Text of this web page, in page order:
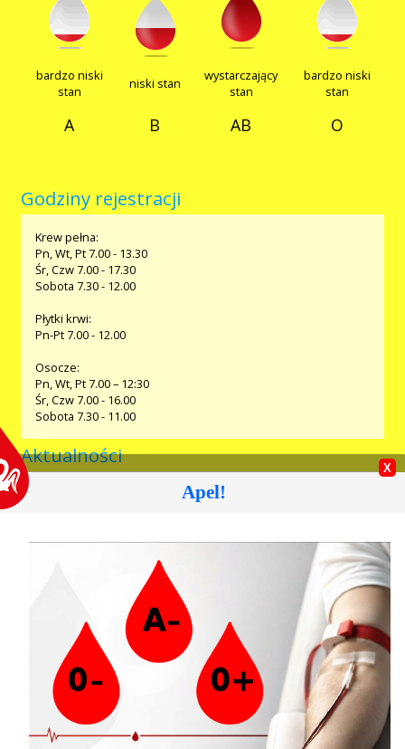
Szkolenia
Badania
Przetargi
Praca
RODO
bardzo niski
stan
niski stan
wystarczający
stan
bardzo niski
stan
A B AB O
Apel!
Godziny rejestracji
Krew pełna:
Pn, Wt, Pt 7.00 - 13.30
Śr, Czw 7.00 - 17.30
Sobota 7.30 - 12.00
Płytki krwi:
Pn-Pt 7.00 - 12.00
Osocze:
Pn, Wt, Pt 7.00 – 12:30
Śr, Czw 7.00 - 16.00
Sobota 7.30 - 11.00
Aktualności
06.08.2026 » Akcja krwiodawstwa w Komornikach
06.08.2026 » Akcja krwiodawstwa Magnolia Park
04.08.2026 » Akcja krwiodawstwa w Obornikach Śląskich
04.08.2026 » Harmonogram akcji wyjazdowych
03.08.2026 » Akcja wyjazdowa Zawonia
31.07.2026 » To już jutro!